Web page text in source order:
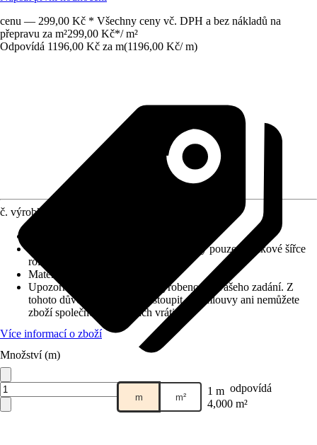
cenu — 299,00 Kč * Všechny ceny vč. DPH a bez nákladů na
přepravu za m²299,00 Kč*/ m²
Odpovídá 1196,00 Kč za m(1196,00 Kč/ m)
Prodej přes: HORNBACH
č. výrobku
Odběr možný pouze v celkové šířce
role!
Materiál
Upozornění: toto zboží bylo vyrobeno dle vašeho zadání. Z
tohoto důvodu nemůžete odstoupit od smlouvy ani nemůžete
zboží společnosti Hornbach vrátit.
Více informací o zboží
Množství (m)
m m² 1 m odpovídá
4,000 m²